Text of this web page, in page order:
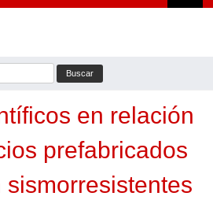
en relación
prefabricados